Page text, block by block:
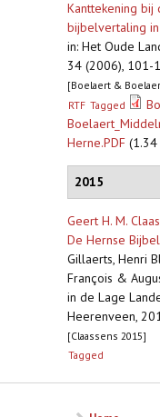
Kanttekening
bijbelvertaling
in: Het Oude
34 (2006), 101-
[Boelaert &
RTF Tagged
Herne.PDF (1.34
2015
Geert H. M.
De Hernse
Gillaerts, Henri
François &
in de Lage
Heerenveen,
[Claassens 2015]
Tagged